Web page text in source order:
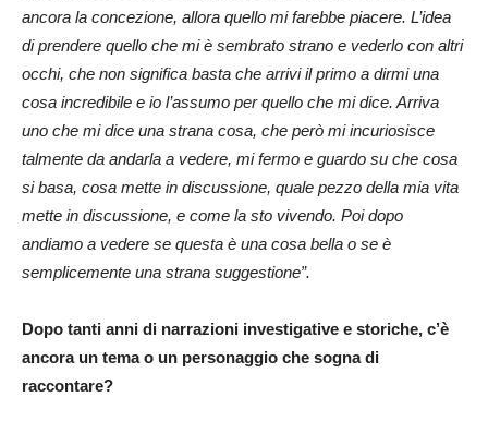
ancora la concezione, allora quello mi farebbe piacere. L’idea
di prendere quello che mi è sembrato strano e vederlo con altri
occhi, che non significa basta che arrivi il primo a dirmi una
cosa incredibile e io l’assumo per quello che mi dice. Arriva
uno che mi dice una strana cosa, che però mi incuriosisce
talmente da andarla a vedere, mi fermo e guardo su che cosa
si basa, cosa mette in discussione, quale pezzo della mia vita
mette in discussione, e come la sto vivendo. Poi dopo
andiamo a vedere se questa è una cosa bella o se è
semplicemente una strana suggestione”.
Dopo tanti anni di narrazioni investigative e storiche, c’è
ancora un tema o un personaggio che sogna di
raccontare?